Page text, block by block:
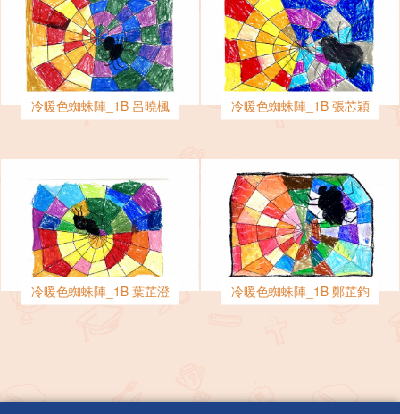
冷暖色蜘蛛陣_1B 呂曉楓 冷暖色蜘蛛陣_1B 張芯穎
冷暖色蜘蛛陣_1B 葉芷澄 冷暖色蜘蛛陣_1B 鄭芷鈞